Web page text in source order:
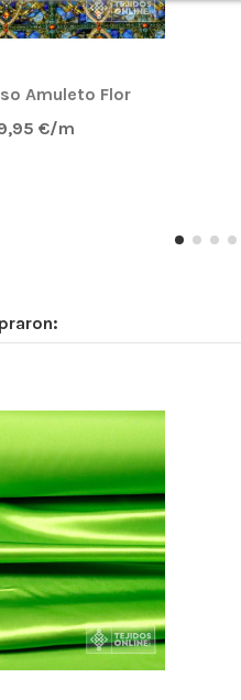
Amuleto Flor
€/m